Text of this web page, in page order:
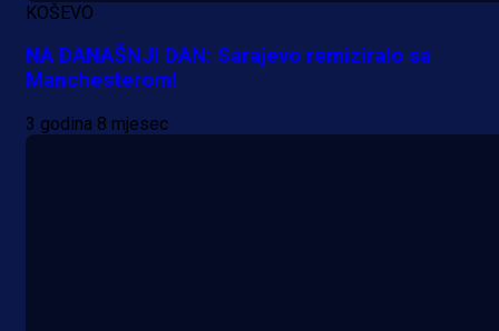
KOŠEVO
NA DANAŠNJI DAN: Sarajevo remiziralo sa
Manchesterom!
3 godina 8 mjesec